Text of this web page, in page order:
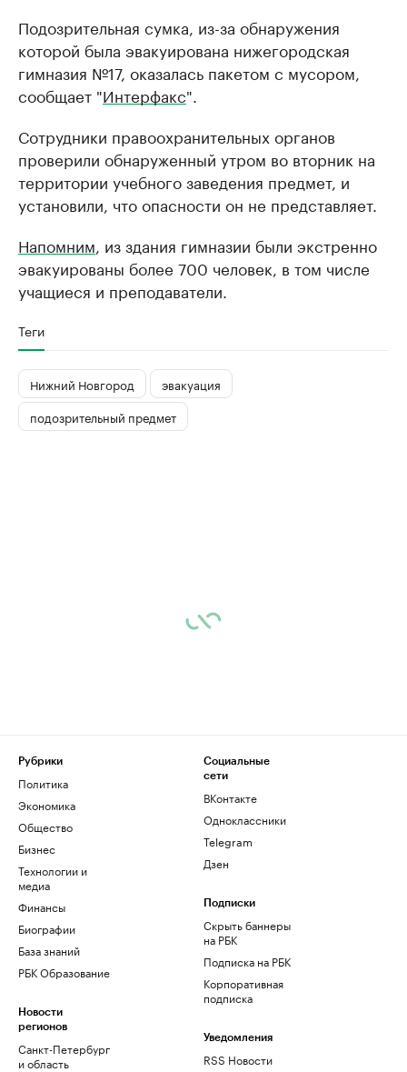
Подозрительная сумка, из-за обнаружения
которой была эвакуирована нижегородская
гимназия №17, оказалась пакетом с мусором,
сообщает "Интерфакс".
Сотрудники правоохранительных органов
проверили обнаруженный утром во вторник на
территории учебного заведения предмет, и
установили, что опасности он не представляет.
Напомним , из здания гимназии были экстренно
эвакуированы более 700 человек, в том числе
учащиеся и преподаватели.
Теги
Нижний Новгород
эвакуация
подозрительный предмет
Рубрики
Политика
Экономика
Общество
Бизнес
Технологии и
медиа
Финансы
Биографии
База знаний
РБК Образование
Новости
регионов
Санкт-Петербург
и область
Социальные
сети
ВКонтакте
Одноклассники
Telegram
Дзен
Подписки
Скрыть баннеры
на РБК
Подписка на РБК
Корпоративная
подписка
Уведомления
RSS Новости